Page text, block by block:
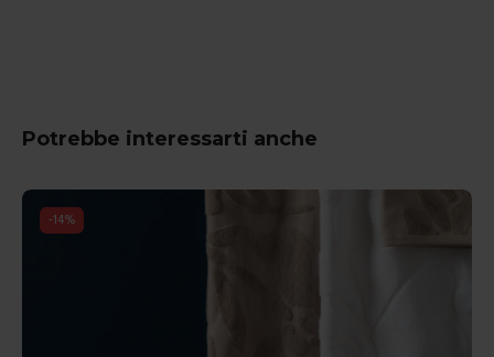
Potrebbe interessarti anche
-14%